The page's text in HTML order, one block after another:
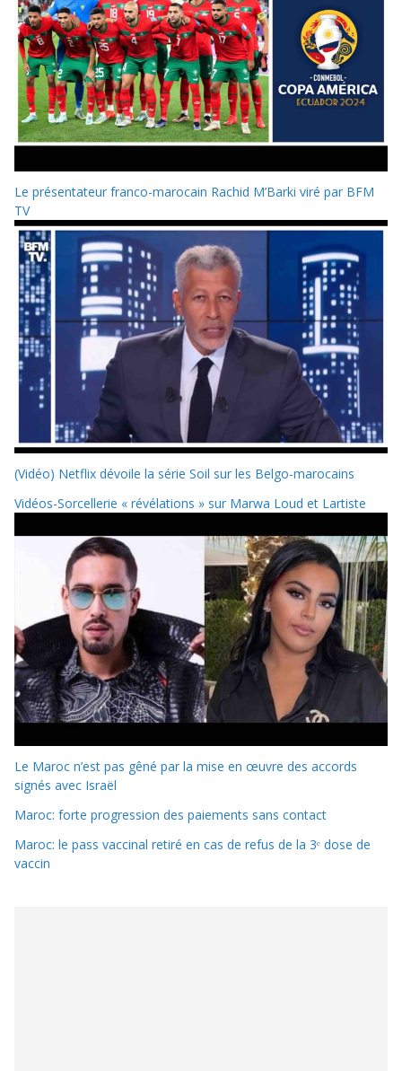
Le présentateur franco-marocain Rachid M’Barki viré par BFM
TV
(Vidéo) Netflix dévoile la série Soil sur les Belgo-marocains
Vidéos-Sorcellerie « révélations » sur Marwa Loud et Lartiste
Le Maroc n’est pas gêné par la mise en œuvre des accords
signés avec Israël
Maroc: forte progression des paiements sans contact
Maroc: le pass vaccinal retiré en cas de refus de la 3ᵉ dose de
vaccin